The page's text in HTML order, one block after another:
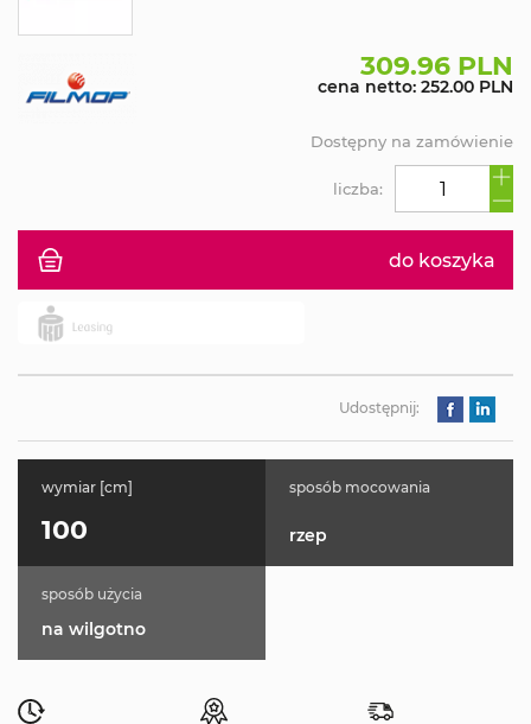
309.96 PLN
cena netto: 252.00 PLN
do koszyka
liczba:
Dostępny na zamówienie
Udostępnij:
wymiar [cm]
100
sposób mocowania
rzep
sposób użycia
na wilgotno